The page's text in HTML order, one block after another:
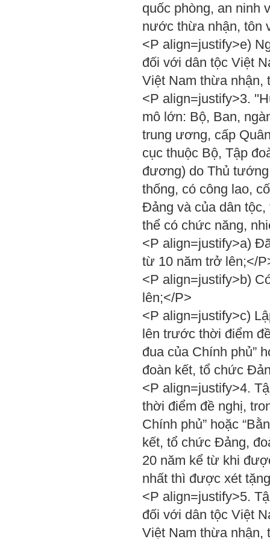
quốc phòng, an ninh
nước thừa nhận, tôn
<P align=justify>e)
đối với dân tộc Việt
Việt Nam thừa nhận,
<P align=justify>3.
mô lớn: Bộ, Ban,
trung ương, cấp
cục thuộc Bộ, Tập
đương) do Thủ
thống, có công lao,
Đảng và của dân
thể có chức năng,
<P align=justify>a)
từ 10 năm trở lên;</
<P align=justify>b)
lên;</P>
<P align=justify>c)
lên trước thời điểm
đua của Chính phủ”
đoàn kết, tổ chức
<P align=justify>4.
thời điểm đề nghị,
Chính phủ” hoặc
kết, tổ chức Đảng,
20 năm kể từ khi
nhất thì được xét
<P align=justify>5.
đối với dân tộc Việt
Việt Nam thừa nhận,